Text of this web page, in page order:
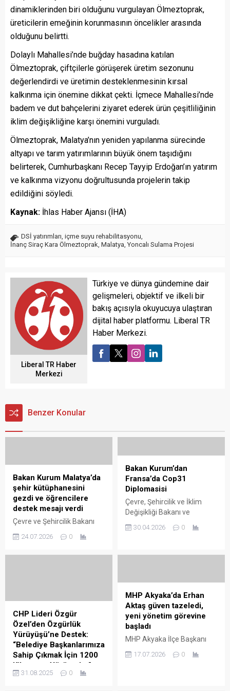
dinamiklerinden biri olduğunu vurgulayan Ölmeztoprak,
üreticilerin emeğinin korunmasının öncelikler arasında
olduğunu belirtti.
Dolaylı Mahallesi’nde buğday hasadına katılan
Ölmeztoprak, çiftçilerle görüşerek üretim sezonunu
değerlendirdi ve üretimin desteklenmesinin kırsal
kalkınma için önemine dikkat çekti. İçmece Mahallesi’nde
badem ve dut bahçelerini ziyaret ederek ürün çeşitliliğinin
iklim değişikliğine karşı önemini vurguladı.
Ölmeztoprak, Malatya’nın yeniden yapılanma sürecinde
altyapı ve tarım yatırımlarının büyük önem taşıdığını
belirterek, Cumhurbaşkanı Recep Tayyip Erdoğan’ın yatırım
ve kalkınma vizyonu doğrultusunda projelerin takip
edildiğini söyledi.
Kaynak: İhlas Haber Ajansı (İHA)
DSİ yatırımları, içme suyu rehabilitasyonu,
İnanç Siraç Kara Ölmeztoprak, Malatya, Yoncalı Sulama Projesi
Liberal TR Haber
Merkezi
Türkiye ve dünya gündemine dair
gelişmeleri, objektif ve ilkeli bir
bakış açısıyla okuyucuya ulaştıran
dijital haber platformu. Liberal TR
Haber Merkezi.
Benzer Konular
Bakan Kurum Malatya’da
şehir kütüphanesini
gezdi ve öğrencilere
destek mesajı verdi
Çevre ve Şehircilik Bakanı
kütüphanesini gezdi;
24.07.2026 0
Bakan Kurum’dan
Fransa’da Cop31
Diplomasisi
Çevre, Şehircilik ve İklim
Değişikliği Bakanı ve
Değişikliği Zirvesi 31.
Başkanı Murat Kurum, resmi
Ekonomik İşbirliği ve
Kalkınma Örgütü (OECD)
Genel ...
30.04.2026 0
CHP Lideri Özgür
Özel’den Özgürlük
Yürüyüşü’ne Destek:
“Belediye Başkanlarımıza
Sahip Çıkmak İçin 1200
Kilometre Yürüyorlar”
📌 CHP Genel Başkanı Özgür
31.08.2025 0
MHP Akyaka’da Erhan
Aktaş güven tazeledi,
yeni yönetim görevine
başladı
MHP Akyaka İlçe Başkanı
yeni yönetim görev
17.07.2026 0